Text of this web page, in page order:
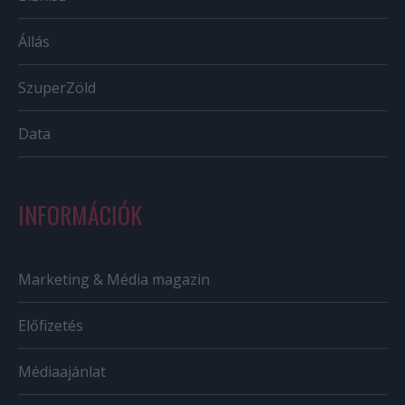
Állás
SzuperZöld
Data
INFORMÁCIÓK
Marketing & Média magazin
Előfizetés
Médiaajánlat